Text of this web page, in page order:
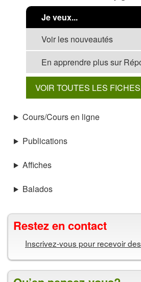
Je veux...
Voir les nouveautés
En apprendre plus sur
VOIR TOUTES LES
Cours/Cours en ligne
Publications
Affiches
Balados
Restez en contact
Inscrivez-vous pour recevoir